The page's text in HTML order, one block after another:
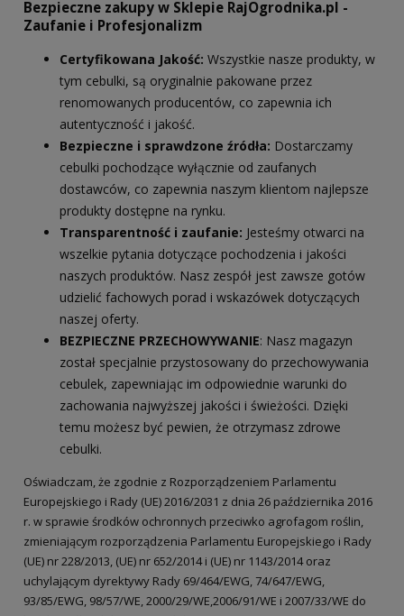
Bezpieczne zakupy w Sklepie RajOgrodnika.pl -
Zaufanie i Profesjonalizm
Certyfikowana Jakość: Wszystkie nasze produkty, w
tym cebulki, są oryginalnie pakowane przez
renomowanych producentów, co zapewnia ich
autentyczność i jakość.
Bezpieczne i sprawdzone źródła: Dostarczamy
cebulki pochodzące wyłącznie od zaufanych
dostawców, co zapewnia naszym klientom najlepsze
produkty dostępne na rynku.
Transparentność i zaufanie: Jesteśmy otwarci na
wszelkie pytania dotyczące pochodzenia i jakości
naszych produktów. Nasz zespół jest zawsze gotów
udzielić fachowych porad i wskazówek dotyczących
naszej oferty.
BEZPIECZNE PRZECHOWYWANIE: Nasz magazyn
został specjalnie przystosowany do przechowywania
cebulek, zapewniając im odpowiednie warunki do
zachowania najwyższej jakości i świeżości. Dzięki
temu możesz być pewien, że otrzymasz zdrowe
cebulki.
Oświadczam, że zgodnie z Rozporządzeniem Parlamentu
Europejskiego i Rady (UE) 2016/2031 z dnia 26 października 2016
r. w sprawie środków ochronnych przeciwko agrofagom roślin,
zmieniającym rozporządzenia Parlamentu Europejskiego i Rady
(UE) nr 228/2013, (UE) nr 652/2014 i (UE) nr 1143/2014 oraz
uchylającym dyrektywy Rady 69/464/EWG, 74/647/EWG,
93/85/EWG, 98/57/WE, 2000/29/WE,2006/91/WE i 2007/33/WE do